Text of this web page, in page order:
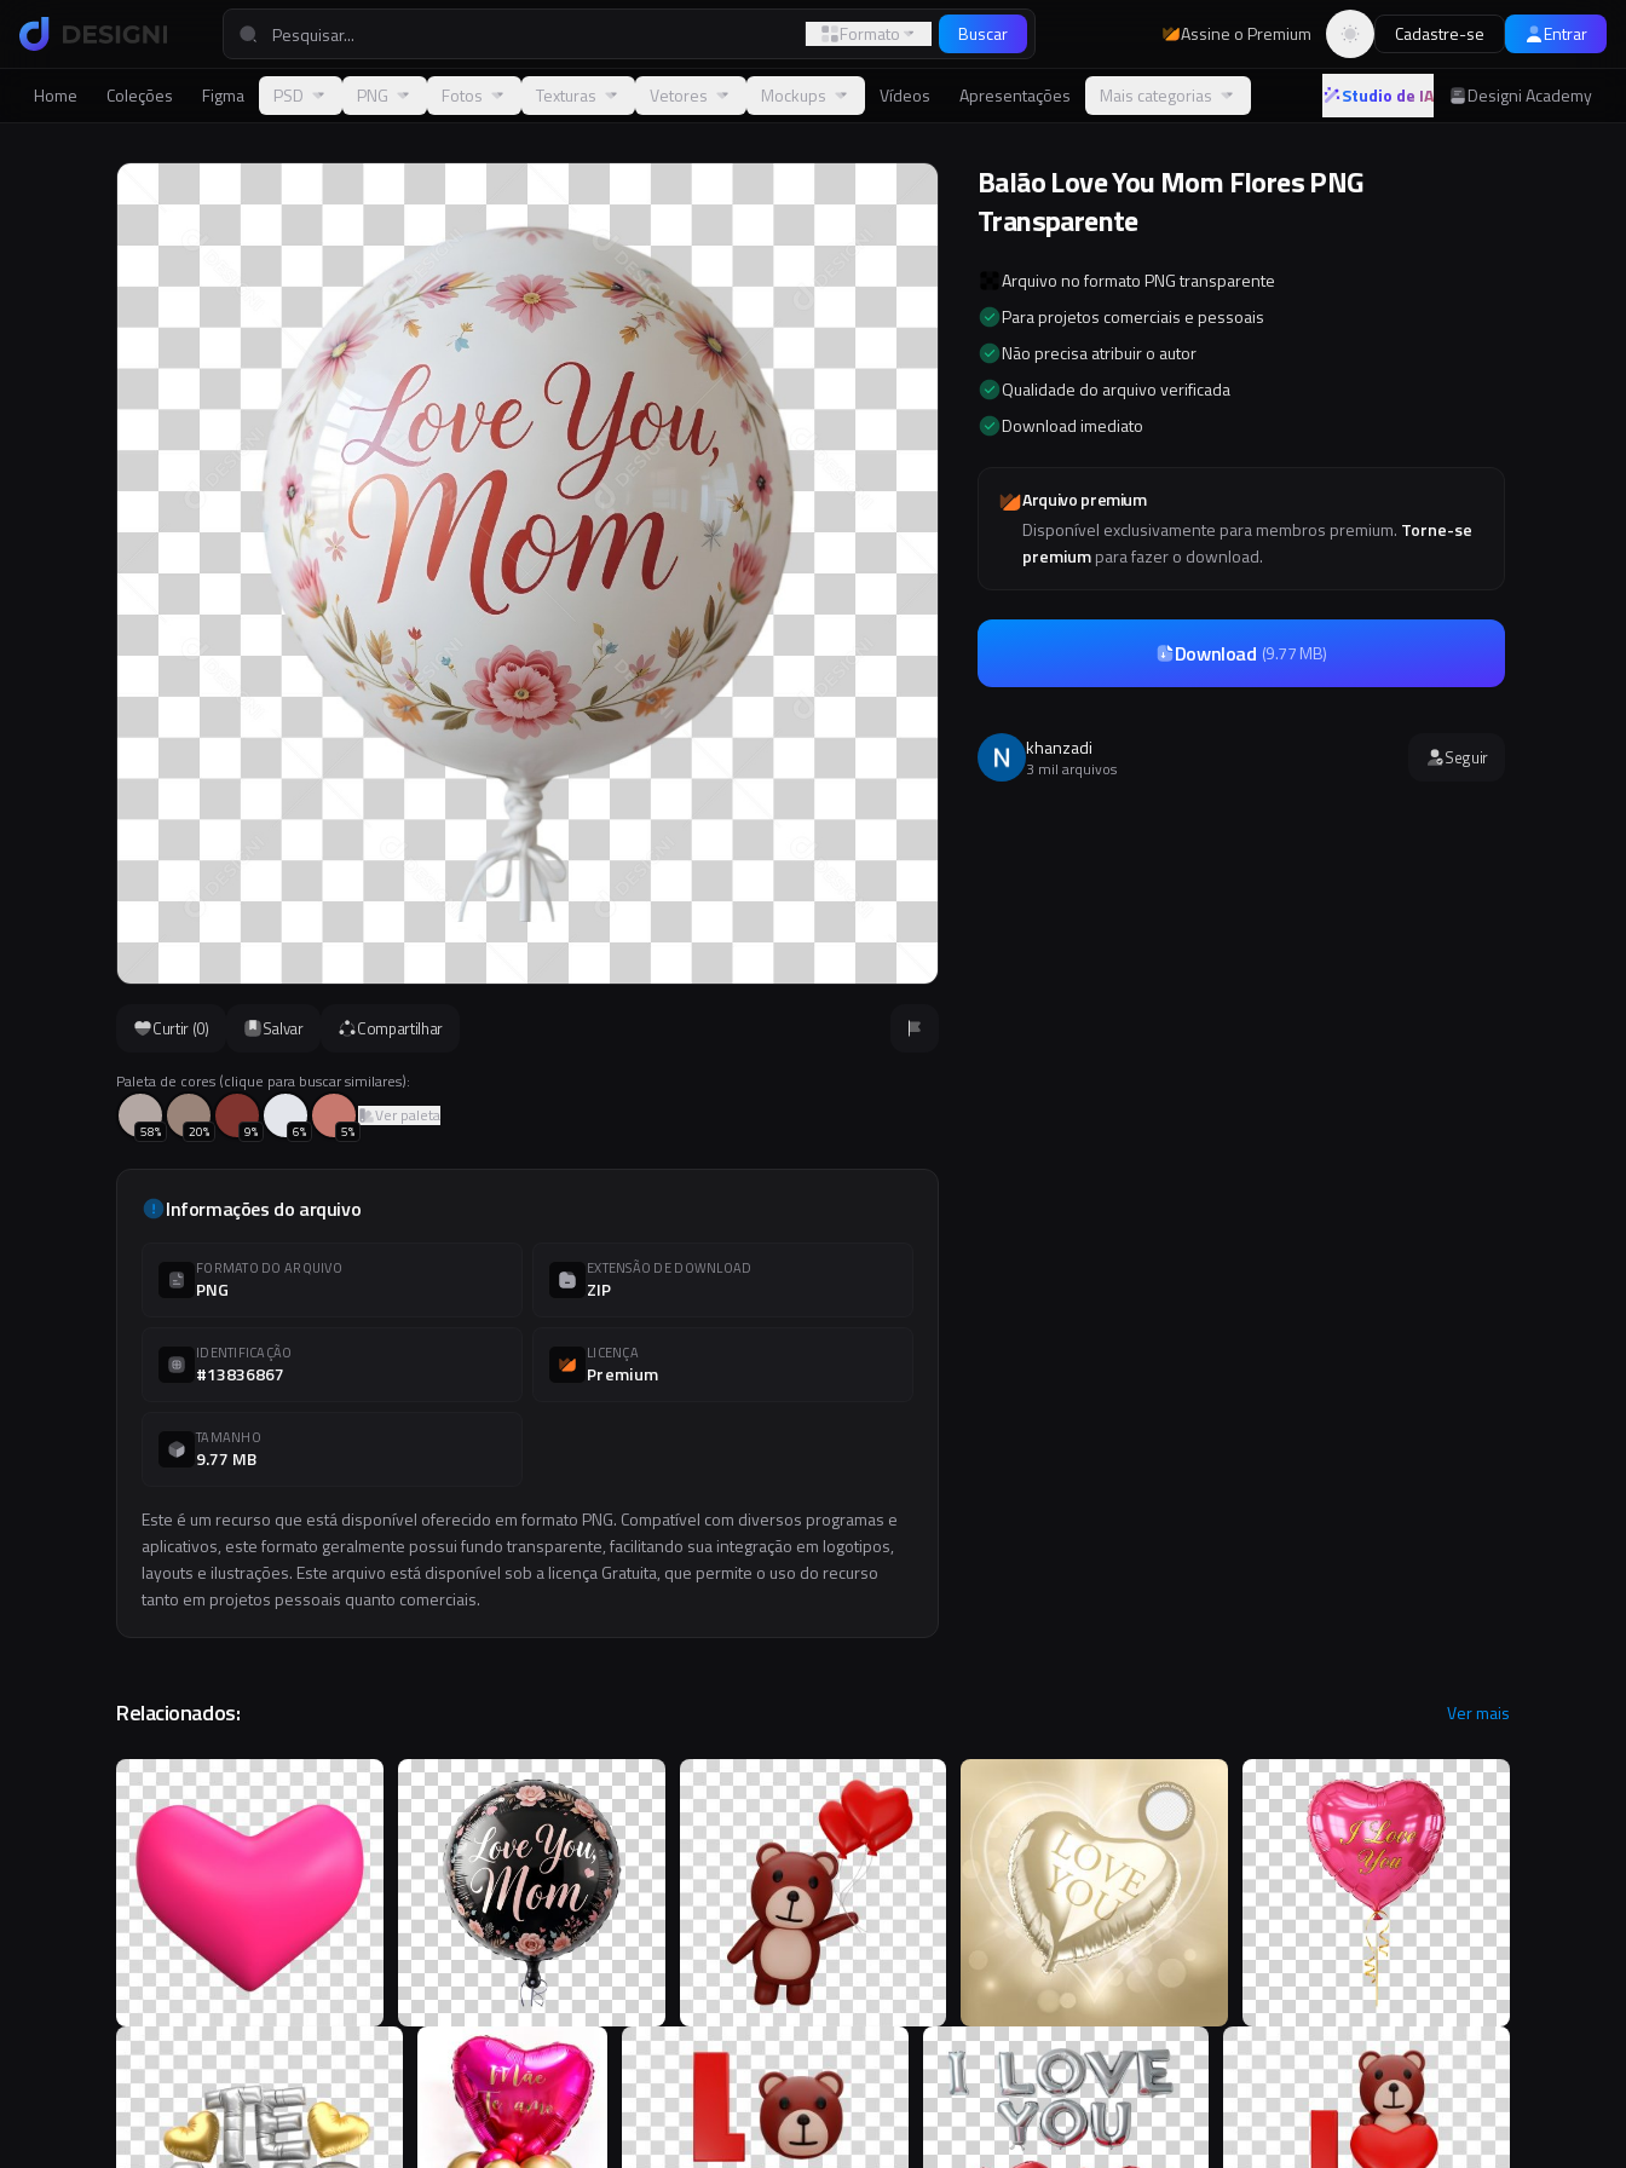
Formato Buscar Assine o Premium Alternar tema
Cadastre-se Entrar
Home Coleções Figma PSD PNG Fotos Texturas Vetores Mockups Vídeos Apresentações Mais categorias Studio de IA Designi Academy
Curtir (0) Salvar Compartilhar
Paleta de cores (clique para buscar similares):
58% 20% 9% 6% 5%
Ver paleta
Informações do arquivo
FORMATO DO ARQUIVO
PNG
EXTENSÃO DE DOWNLOAD
ZIP
IDENTIFICAÇÃO
#13836867
LICENÇA
Premium
TAMANHO
9.77 MB
Este é um recurso que está disponível oferecido em formato PNG. Compatível com diversos programas e
aplicativos, este formato geralmente possui fundo transparente, facilitando sua integração em logotipos,
layouts e ilustrações. Este arquivo está disponível sob a licença Gratuita, que permite o uso do recurso
tanto em projetos pessoais quanto comerciais.
Balão Love You Mom Flores PNG
Transparente
Arquivo no formato PNG transparente
Para projetos comerciais e pessoais
Não precisa atribuir o autor
Qualidade do arquivo verificada
Download imediato
Arquivo premium
Disponível exclusivamente para membros premium. Torne-se
premiumpara fazer o download.
Download (9.77 MB)
khanzadi
3 mil arquivos Seguir
Relacionados: Ver mais
R K R E
D G R K R